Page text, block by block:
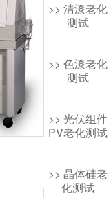
>> 清漆老化
测试
>> 色漆老化
测试
>> 光伏组件
PV老化测试
>> 晶体硅老
化测试